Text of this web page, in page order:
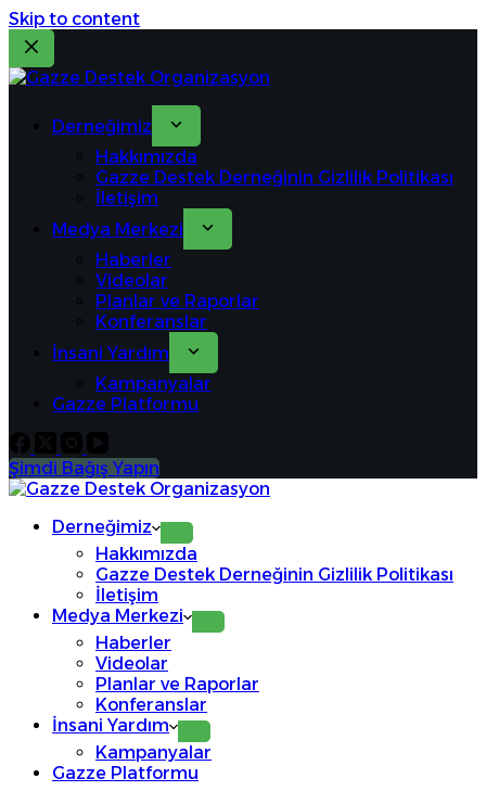
Skip to content
Derneğimiz
Hakkımızda
Gazze Destek Derneğinin Gizlilik Politikası
İletişim
Medya Merkezi
Haberler
Videolar
Planlar ve Raporlar
Konferanslar
İnsani Yardım
Kampanyalar
Gazze Platformu
Şimdi Bağış Yapın
Derneğimiz
Hakkımızda
Gazze Destek Derneğinin Gizlilik Politikası
İletişim
Medya Merkezi
Haberler
Videolar
Planlar ve Raporlar
Konferanslar
İnsani Yardım
Kampanyalar
Gazze Platformu